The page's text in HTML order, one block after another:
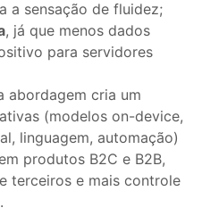
a sensação de fluidez;
, já que menos dados
para servidores
abordagem cria um
(modelos on-device,
linguagem, automação)
produtos B2C e B2B,
terceiros e mais controle